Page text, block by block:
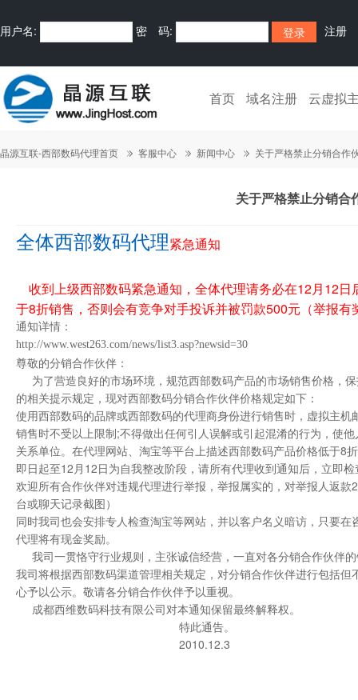
用户名: 密 码: 注册
首页 域名注册 云虚拟
晶源互联-西部数码代理首页 客服中心 新闻中心 关于严格禁止分销合作
关于严格禁止分销合
全体西部数码代理紧急通知
收到上级西部数码紧急通知，全体代理请务必在12月12
于8折销售，否则会有竞争对手投诉并被罚款500元（举报
通知详情：
http://www.west263.com/news/list3.asp?newsid=30
尊敬的分销合作伙伴：
为了营造良好的市场环境，规范西部数码产品的市场销售价格，
的相关提示规定，现对西部数码分销合作伙伴价格规定如下：
使用西部数码的品牌或西部数码的代理商身份进行销售时，虚拟主
销售时不受以上限制;不得做出任何引人误解或引起混淆的行为，使
关系单位。在代理网站、淘宝等平台上描述西部数码产品价格低于
即日起至12月12日为自我整改阶段，请所有代理收到通知后，立即
欢迎所有合作伙伴对违规代理进行举报，举报属实的，对举报人返款
台或聊天记录截图）
同时我司也会安排专人检查淘宝等网站，并以客户名义暗访，只要
代理将有现金奖励。
我司一贯恪守行业规则，主张诚信经营，一直对各分销合作伙伴
我司将根据西部数码渠道管理相关规定，对分销合作伙伴进行包括
心予以公示。敬请各分销合作伙伴予以重视。
成都西维数码科技有限公司对本通知保留最终解释权。
特此通告。
2010.12.3